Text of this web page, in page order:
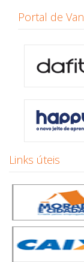
Portal de
Links úteis